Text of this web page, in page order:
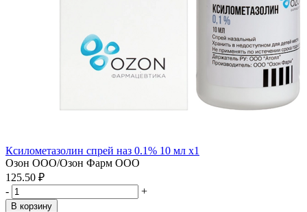
Ксилометазолин спрей наз 0.1% 10 мл x1
Озон ООО/Озон Фарм ООО
125.50 ₽
-
+
В корзину